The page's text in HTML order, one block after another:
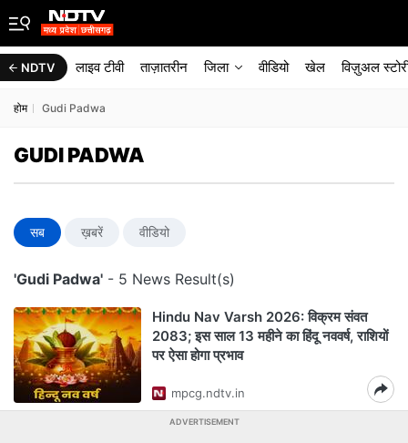
NDTV लाइव टीवी ताज़ातरीन जिला वीडियो खेल विज़ुअल
होम Gudi Padwa
GUDI PADWA
सब ख़बरें वीडियो
'Gudi Padwa' - 5 News Result(s)
Hindu Nav Varsh 2026: विक्रम संवत
2083; इस साल 13 महीने का हिंदू नववर्ष, राशियों
पर ऐसा होगा प्रभाव
mpcg.ndtv.in
ADVERTISEMENT